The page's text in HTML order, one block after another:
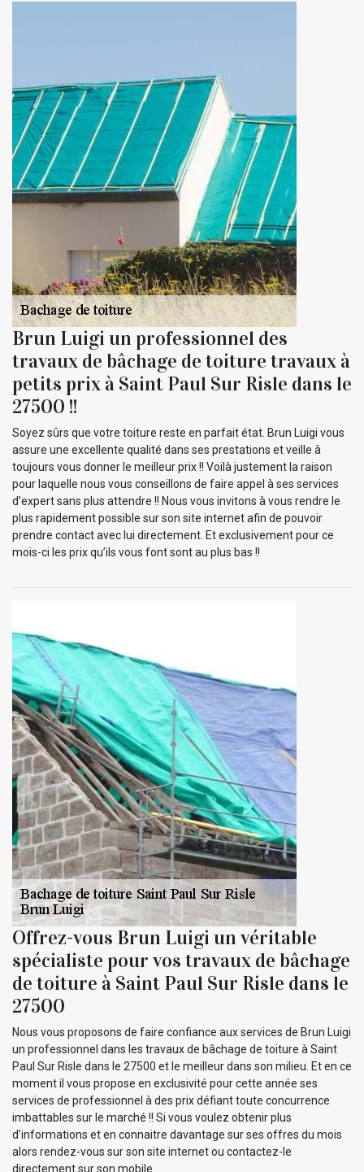
Brun Luigi un professionnel des
travaux de bâchage de toiture travaux à
petits prix à Saint Paul Sur Risle dans le
27500 !!
Soyez sûrs que votre toiture reste en parfait état. Brun Luigi vous
assure une excellente qualité dans ses prestations et veille à
toujours vous donner le meilleur prix !! Voilà justement la raison
pour laquelle nous vous conseillons de faire appel à ses services
d’expert sans plus attendre !! Nous vous invitons à vous rendre le
plus rapidement possible sur son site internet afin de pouvoir
prendre contact avec lui directement. Et exclusivement pour ce
mois-ci les prix qu’ils vous font sont au plus bas !!
Offrez-vous Brun Luigi un véritable
spécialiste pour vos travaux de bâchage
de toiture à Saint Paul Sur Risle dans le
27500
Nous vous proposons de faire confiance aux services de Brun Luigi
un professionnel dans les travaux de bâchage de toiture à Saint
Paul Sur Risle dans le 27500 et le meilleur dans son milieu. Et en ce
moment il vous propose en exclusivité pour cette année ses
services de professionnel à des prix défiant toute concurrence
imbattables sur le marché !! Si vous voulez obtenir plus
d’informations et en connaitre davantage sur ses offres du mois
alors rendez-vous sur son site internet ou contactez-le
directement sur son mobile.